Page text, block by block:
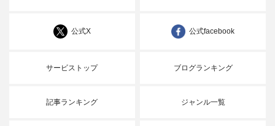
公式X 公式facebook
サービストップ ブログランキング
記事ランキング ジャンル一覧